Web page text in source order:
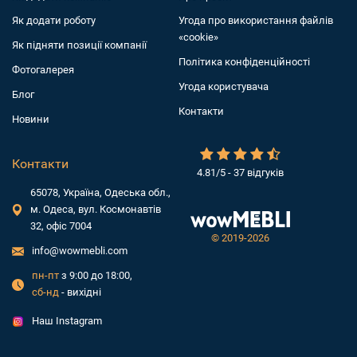
© 2019-2026
4.81/5 - 37 відгуків
Як додати роботу
Як підняти позиції компанії
Фотогалерея
Блог
Новини
Угода про використання файлів
«cookie»
Політика конфіденційності
Угода користувача
Контакти
Контакти
65078, Україна, Одеська обл.,
м. Одеса, вул. Космонавтів
32, офіс 7004
info@wowmebli.com
пн-пт з 9:00 до 18:00,
сб-нд - вихідні
Наш Instagram